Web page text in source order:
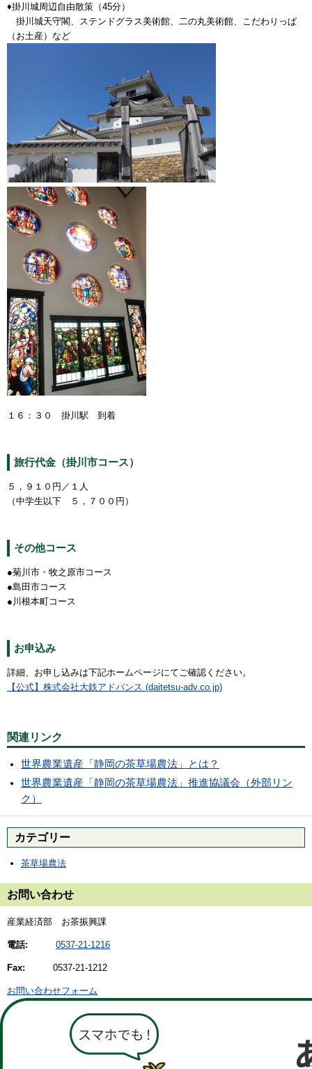
♦掛川城周辺自由散策（45分）
掛川城天守閣、ステンドグラス美術館、二の丸美術館、こだわりっぱ
（お土産）など
１６：３０ 掛川駅 到着
旅行代金（掛川市コース）
５，９１０円／１人
（中学生以下 ５，７００円）
その他コース
●菊川市・牧之原市コース
●島田市コース
●川根本町コース
お申込み
詳細、お申し込みは下記ホームページにてご確認ください。
【公式】株式会社大鉄アドバンス (daitetsu-adv.co.jp)
関連リンク
世界農業遺産「静岡の茶草場農法」とは？
世界農業遺産「静岡の茶草場農法」推進協議会（外部リン
ク）
カテゴリー
茶草場農法
お問い合わせ
産業経済部 お茶振興課
電話: 0537-21-1216
Fax: 0537-21-1212
お問い合わせフォーム